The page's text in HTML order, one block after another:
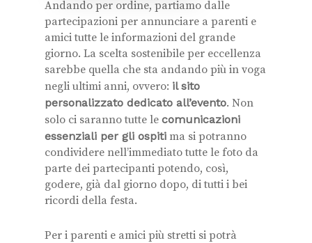
Andando per ordine, partiamo dalle
partecipazioni per annunciare a parenti e
amici tutte le informazioni del grande
giorno. La scelta sostenibile per eccellenza
sarebbe quella che sta andando più in voga
negli ultimi anni, ovvero: il sito
personalizzato dedicato all’evento. Non
solo ci saranno tutte le comunicazioni
essenziali per gli ospiti ma si potranno
condividere nell’immediato tutte le foto da
parte dei partecipanti potendo, così,
godere, già dal giorno dopo, di tutti i bei
ricordi della festa.
Per i parenti e amici più stretti si potrà